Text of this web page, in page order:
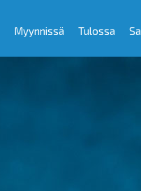
Myynnissä Tulossa